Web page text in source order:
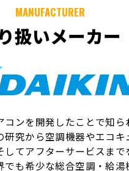
MANUFACTURER
扱いメーカー
コンを開発したことで知ら
研究から空調機器やエコキ
してアフターサービスまで
でも希少な総合空調・給湯